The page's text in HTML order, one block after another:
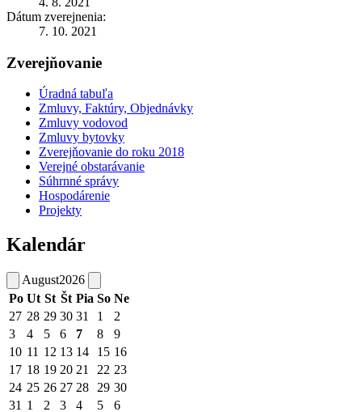
Dátum zverejnenia:
7. 10. 2021
Zverejňovanie
Úradná tabuľa
Zmluvy, Faktúry, Objednávky
Zmluvy vodovod
Zmluvy bytovky
Zverejňovanie do roku 2018
Verejné obstarávanie
Súhrnné správy
Hospodárenie
Projekty
Kalendár
August2026
Po Ut St Št Pia So Ne
27 28 29 30 31 1
2
3
4 5 6 7 8
9
10 11 12 13 14 15 16
17 18 19 20 21 22 23
24 25 26 27 28 29 30
31 1 2 3 4 5 6